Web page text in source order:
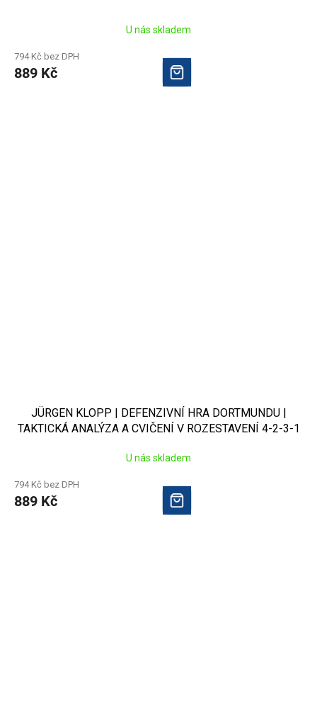
U nás skladem
794 Kč bez DPH
889 Kč
JÜRGEN KLOPP | DEFENZIVNÍ HRA DORTMUNDU |
TAKTICKÁ ANALÝZA A CVIČENÍ V ROZESTAVENÍ 4-2-3-1
U nás skladem
794 Kč bez DPH
889 Kč